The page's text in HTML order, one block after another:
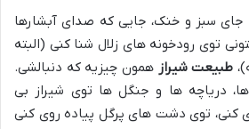
جای سبز و خنک، جایی که صدای آبشارها
توی رودخونه های زلال شنا کنی (البته
طبیعت شیراز همون چیزیه که دنبالشی.
ها، دریاچه ها و جنگل ها توی شیراز بی
کنی، توی دشت های پرگل پیاده روی کنی